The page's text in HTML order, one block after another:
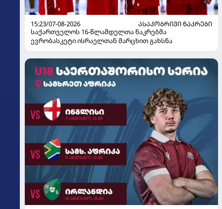
15:23/07-08-2026
ᲐᲡᲐᲙᲝᲑᲠᲘᲕᲘ ᲜᲐᲙᲠᲔᲑᲘ
საქართველოს 16-წლამდელთა ნაკრებმა
ევრობასკეტი ისრაელთან მარცხით გახსნა